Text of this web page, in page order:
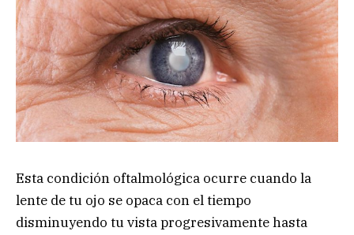
Esta condición oftalmológica ocurre cuando la
lente de tu ojo se opaca con el tiempo
disminuyendo tu vista progresivamente hasta